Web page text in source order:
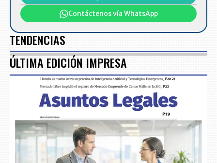
Contáctenos vía WhatsApp
TENDENCIAS
ÚLTIMA EDICIÓN IMPRESA